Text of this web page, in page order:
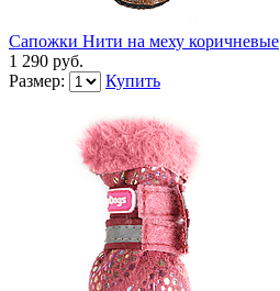
Сапожки Нити на меху коричневые
1 290 руб.
Размер:
Купить